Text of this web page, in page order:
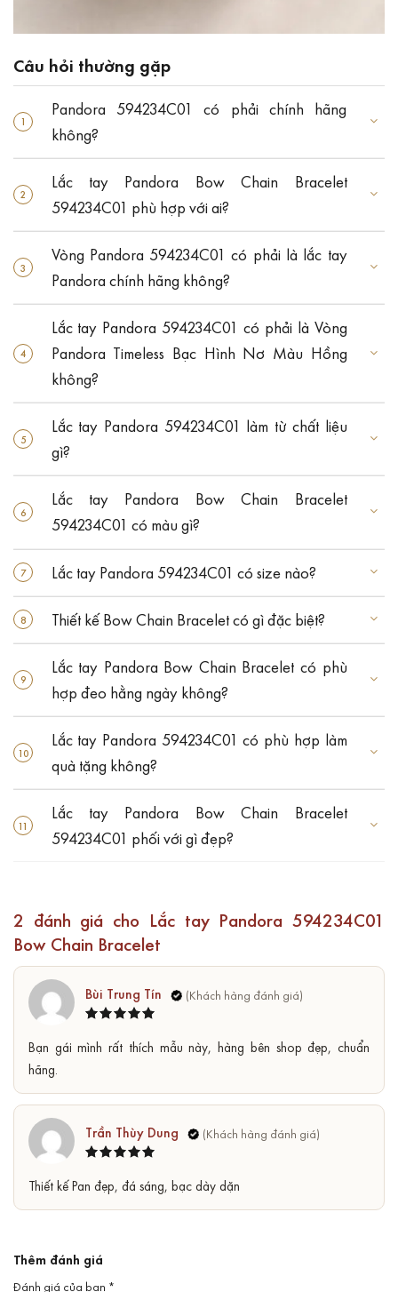
Câu hỏi thường gặp
Pandora 594234C01 có phải chính hãng
không?
Lắc tay Pandora Bow Chain Bracelet
594234C01 phù hợp với ai?
Vòng Pandora 594234C01 có phải là lắc tay
Pandora chính hãng không?
Lắc tay Pandora 594234C01 có phải là Vòng
Pandora Timeless Bạc Hình Nơ Màu Hồng
không?
Lắc tay Pandora 594234C01 làm từ chất liệu
gì?
Lắc tay Pandora Bow Chain Bracelet
594234C01 có màu gì?
Lắc tay Pandora 594234C01 có size nào?
Thiết kế Bow Chain Bracelet có gì đặc biệt?
Lắc tay Pandora Bow Chain Bracelet có phù
hợp đeo hằng ngày không?
Lắc tay Pandora 594234C01 có phù hợp làm
quà tặng không?
Lắc tay Pandora Bow Chain Bracelet
594234C01 phối với gì đẹp?
2 đánh giá cho Lắc tay Pandora 594234C01
Bow Chain Bracelet
hạng 55
Bùi Trung Tín
Bạn gái mình rất thích mẫu này, hàng bên shop đẹp, chuẩn
hãng.
hạng55
sao
Trần Thùy Dung
Thiết kế Pan đẹp, đá sáng, bạc dày dặn
Thêm đánh giá
Đánh giá của bạn *